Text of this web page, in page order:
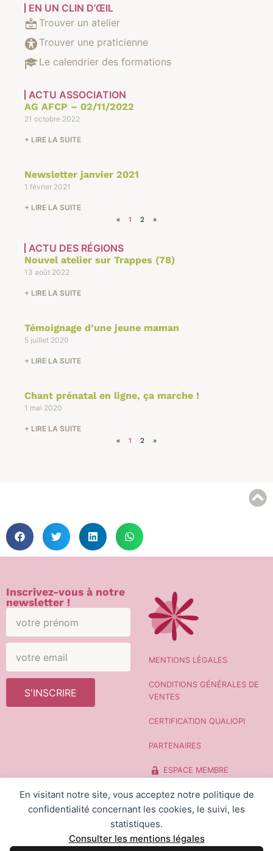
EN UN CLIN D’ŒIL
Trouver un atelier
Trouver une praticienne
Le calendrier des formations
ACTU ASSOCIATION
AG AFCP – 02/11/2022
21 octobre 2022
+ LIRE LA SUITE
Newsletter janvier 2021
1 février 2021
+ LIRE LA SUITE
« 1 2 »
ACTU DES RÉGIONS
Nouvel atelier sur Trappes (78)
13 août 2022
+ LIRE LA SUITE
Témoignage d’une jeune maman
5 juillet 2020
+ LIRE LA SUITE
Chant prénatal en ligne, ça marche !
1 mai 2020
+ LIRE LA SUITE
« 1 2 »
MENTIONS LÉGALES
CONDITIONS GÉNÉRALES DE
VENTES
CERTIFICATION QUALIOPI
PARTENAIRES
ESPACE MEMBRE
CONTACT
Inscrivez-vous à notre
newsletter !
S'INSCRIRE
En visitant notre site, vous acceptez notre politique de
confidentialité concernant les cookies, le suivi, les
statistiques.
Consulter les mentions légales